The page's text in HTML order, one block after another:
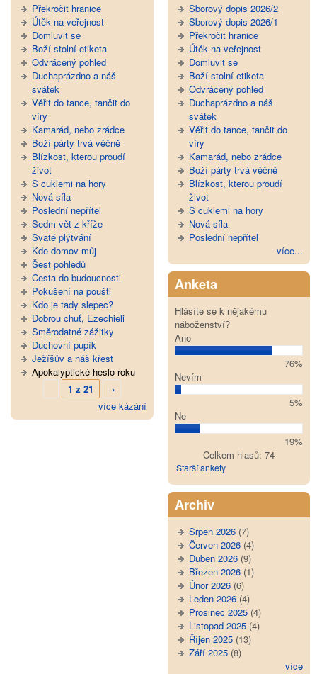
Překročit hranice
Útěk na veřejnost
Domluvit se
Boží stolní etiketa
Odvrácený pohled
Duchaprázdno a náš
svátek
Věřit do tance, tančit do
víry
Kamarád, nebo zrádce
Boží párty trvá věčně
Blízkost, kterou proudí
život
S cuklemi na hory
Nová síla
Poslední nepřítel
Sedm vět z kříže
Svaté plýtvání
Kde domov můj
Šest pohledů
Cesta do budoucnosti
Pokušení na poušti
Kdo je tady slepec?
Dobrou chuť, Ezechieli
Směrodatné zážitky
Duchovní pupík
Ježíšův a náš křest
Apokalyptické heslo roku
1 z 21
›
více kázání
Sborový dopis 2026/2
Sborový dopis 2026/1
Překročit hranice
Útěk na veřejnost
Domluvit se
Boží stolní etiketa
Odvrácený pohled
Duchaprázdno a náš
svátek
Věřit do tance, tančit do
víry
Kamarád, nebo zrádce
Boží párty trvá věčně
Blízkost, kterou proudí
život
S cuklemi na hory
Nová síla
Poslední nepřítel
více...
Anketa
Hlásíte se k nějakému
náboženství?
Ano
76%
Nevím
5%
Ne
19%
Celkem hlasů: 74
Starší ankety
Archiv
Srpen 2026(7)
Červen 2026(4)
Duben 2026(9)
Březen 2026(1)
Únor 2026(6)
Leden 2026(4)
Prosinec 2025(4)
Listopad 2025(4)
Říjen 2025(13)
Září 2025(8)
více